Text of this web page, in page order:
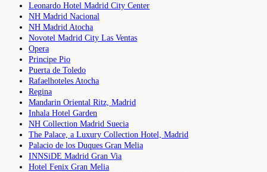
Leonardo Hotel Madrid City Center
NH Madrid Nacional
NH Madrid Atocha
Novotel Madrid City Las Ventas
Opera
Principe Pio
Puerta de Toledo
Rafaelhoteles Atocha
Regina
Mandarin Oriental Ritz, Madrid
Inhala Hotel Garden
NH Collection Madrid Suecia
The Palace, a Luxury Collection Hotel, Madrid
Palacio de los Duques Gran Melia
INNSiDE Madrid Gran Via
Hotel Fenix Gran Melia